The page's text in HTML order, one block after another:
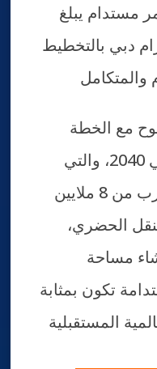
مستدام يبلغ
دبي بالتخطيط
مع الخطة
الحضرية الرئيسية لرؤية دبي 2040، والتي
تتوقع نمو المدينة إلى ما يقرب من 8 ملايين
الحضري،
مساحة
تكون بمثابة